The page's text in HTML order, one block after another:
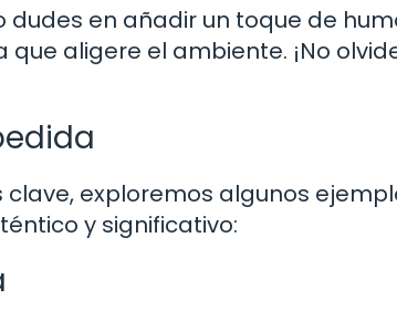
en añadir un toque de
aligere el ambiente. ¡No
exploremos algunos
y significativo: